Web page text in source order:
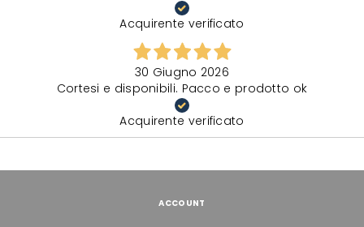
Acquirente verificato
30 Giugno 2026
Cortesi e disponibili. Pacco e prodotto ok
Acquirente verificato
ACCOUNT